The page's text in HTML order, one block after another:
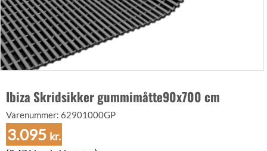
Ibiza Skridsikker gummimåtte90x700 cm
Varenummer: 62901000GP
3.095 kr.